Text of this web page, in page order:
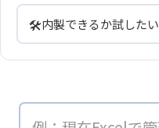
🛠️内製できるか試した